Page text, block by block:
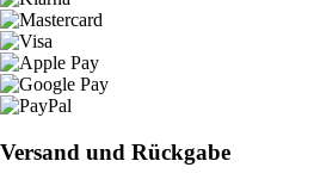
Versand und Rückgabe